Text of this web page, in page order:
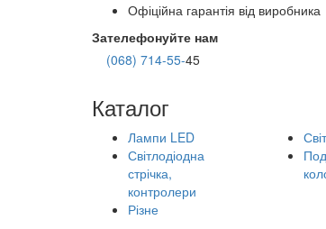
Офіційна гарантія від виробника
Зателефонуйте нам
(068) 714-55-45
Каталог
Лампи LED
Світлодіодна
стрічка,
контролери
Різне